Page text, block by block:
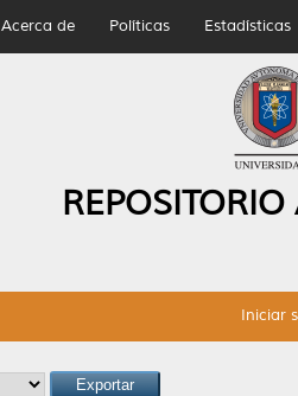
Acerca de Políticas Estadísticas
Iniciar